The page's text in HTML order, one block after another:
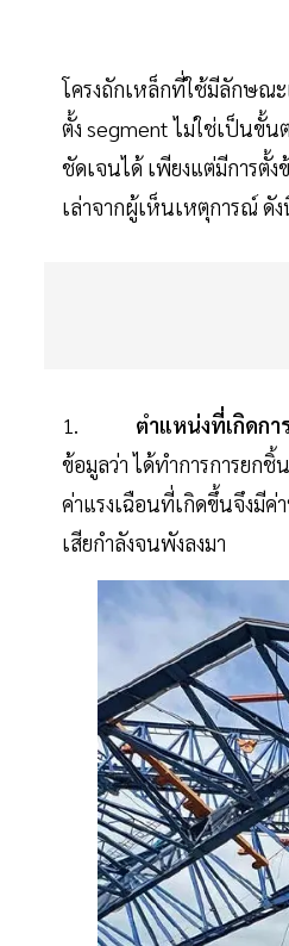
โครงถักเหล็กที่ใช้มีลักษณ
ตั้ง segment ไม่ใช่เป็นขั้น
ชัดเจนได้ เพียงแต่มีการตั้
เล่าจากผู้เห็นเหตุการณ์ ดั
1. ตำแหน่งที่เกิดกา
ข้อมูลว่า ได้ทำการการยก
ค่าแรงเฉือนที่เกิดขึ้นจึงมี
เสียกำลังจนพังลงมา